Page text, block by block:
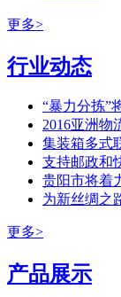
更多>
行业动态
“暴力分拣”
2016亚洲物
集装箱多式
支持邮政和
贵阳市将着
为新丝绸之
更多>
产品展示